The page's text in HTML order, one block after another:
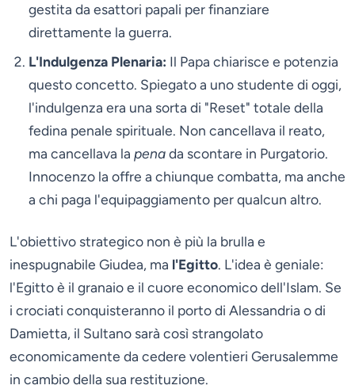
gestita da esattori papali per finanziare
direttamente la guerra.
L'Indulgenza Plenaria: Il Papa chiarisce e potenzia
questo concetto. Spiegato a uno studente di oggi,
l'indulgenza era una sorta di "Reset" totale della
fedina penale spirituale. Non cancellava il reato,
ma cancellava la penada scontare in Purgatorio.
Innocenzo la offre a chiunque combatta, ma anche
a chi paga l'equipaggiamento per qualcun altro.
L'obiettivo strategico non è più la brulla e
inespugnabile Giudea, ma l'Egitto. L'idea è geniale:
l'Egitto è il granaio e il cuore economico dell'Islam. Se
i crociati conquisteranno il porto di Alessandria o di
Damietta, il Sultano sarà così strangolato
economicamente da cedere volentieri Gerusalemme
in cambio della sua restituzione.